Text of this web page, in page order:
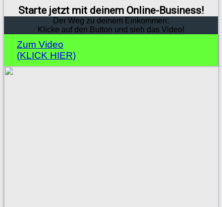
Starte jetzt mit deinem Online-Business!
Der Weg zu deinem Einkommen:
Klicke auf den Button und sieh das Video!
Zum Video
(KLICK HIER)